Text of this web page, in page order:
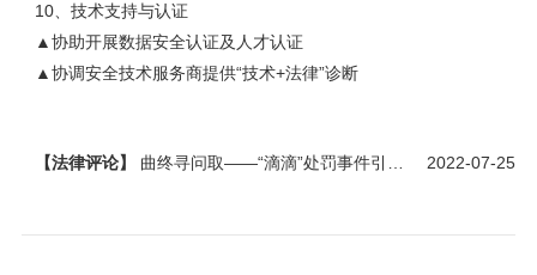
10、技术支持与认证
▲协助开展数据安全认证及人才认证
▲协调安全技术服务商提供“技术+法律”诊断
【法律评论】 曲终寻问取——“滴滴”处罚事件引发的一个新理解和两个展望 2022-07-25